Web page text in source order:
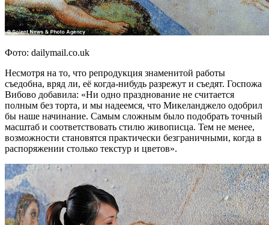
Фото: dailymail.co.uk
Несмотря на то, что репродукция знаменитой работы
съедобна, вряд ли, её когда-нибудь разрежут и съедят. Госпожа
Вибово добавила: «Ни одно празднование не считается
полным без торта, и мы надеемся, что Микеланджело одобрил
бы наше начинание. Самым сложным было подобрать точный
масштаб и соответствовать стилю живописца. Тем не менее,
возможности становятся практически безграничными, когда в
распоряжении столько текстур и цветов».